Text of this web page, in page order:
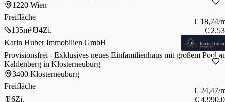
1220 Wien
Freifläche
135m² 4Zi.
€ 18,74/
€
Karin Huber Immobilien GmbH
Provisionsfrei - Exklusives neues Einfamilienhaus mit großem Pool
Kahlenberg in Klosterneuburg
3400 Klosterneuburg
Freifläche
6Zi.
€ 24,47/
€